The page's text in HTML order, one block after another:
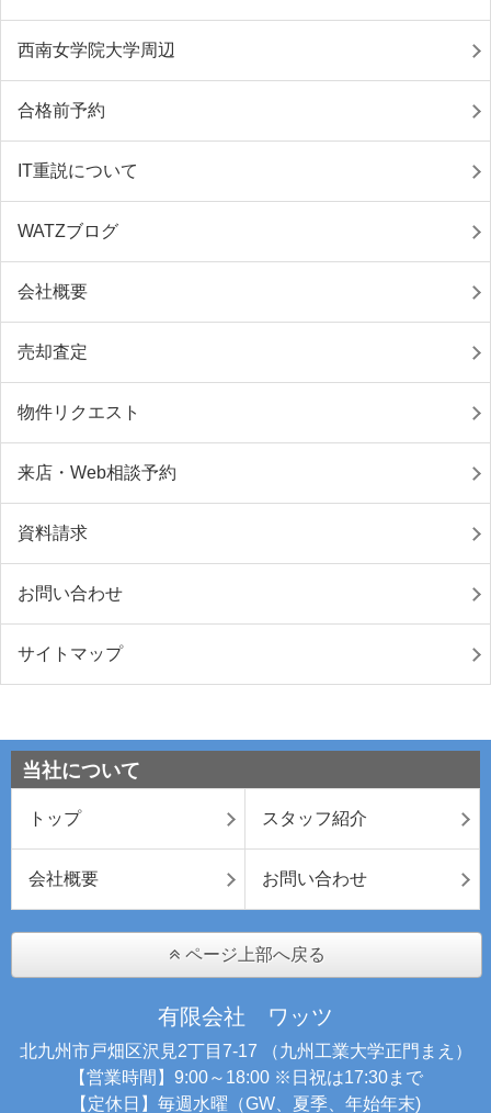
西南女学院大学周辺
合格前予約
IT重説について
WATZブログ
会社概要
売却査定
物件リクエスト
来店・Web相談予約
資料請求
お問い合わせ
サイトマップ
当社について
トップ スタッフ紹介
会社概要 お問い合わせ
ページ上部へ戻る
有限会社 ワッツ
北九州市戸畑区沢見2丁目7-17 （九州工業大学正門まえ）
【営業時間】9:00～18:00 ※日祝は17:30まで
【定休日】毎週水曜（GW、夏季、年始年末)